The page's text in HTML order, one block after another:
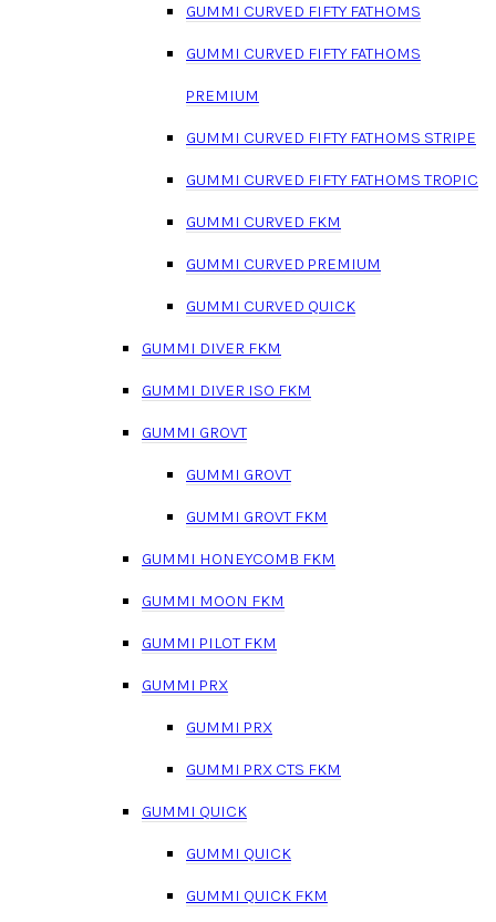
GUMMI CURVED FIFTY FATHOMS
GUMMI CURVED FIFTY FATHOMS
PREMIUM
GUMMI CURVED FIFTY FATHOMS STRIPE
GUMMI CURVED FIFTY FATHOMS TROPIC
GUMMI CURVED FKM
GUMMI CURVED PREMIUM
GUMMI CURVED QUICK
GUMMI DIVER FKM
GUMMI DIVER ISO FKM
GUMMI GROVT
GUMMI GROVT
GUMMI GROVT FKM
GUMMI HONEYCOMB FKM
GUMMI MOON FKM
GUMMI PILOT FKM
GUMMI PRX
GUMMI PRX
GUMMI PRX CTS FKM
GUMMI QUICK
GUMMI QUICK
GUMMI QUICK FKM